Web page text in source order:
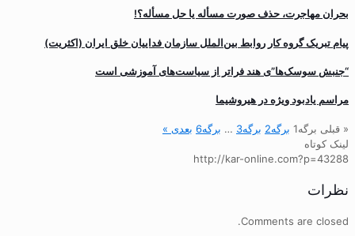
بحران مهاجرت‌، حذف صورت مسأله یا حل مسأله؟!
پیام تبریک گروه کار روابط بین‌الملل سازمان فداییان خلق ایران (اکثریت)
“جنبش سوسک‌ها”ی هند فراتر از سیاست‌های آموزشی است
مراسم یادبود ویژه در هیروشیما
« قبلی برگه1 برگه2 برگه3
… برگه6 بعدی »
لینک کوتاه
http://kar-online.com?p=43288
نظرات
Comments are closed.